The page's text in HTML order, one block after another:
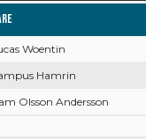
Woentin
Hamrin
Olsson Andersson